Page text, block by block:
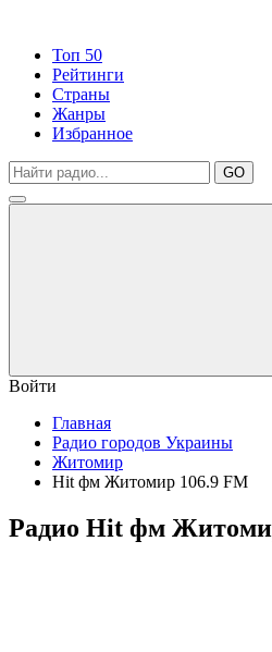
Топ 50
Рейтинги
Страны
Жанры
Избранное
GO
Войти
Главная
Радио городов Украины
Житомир
Hit фм Житомир 106.9 FM
Радио Hit фм